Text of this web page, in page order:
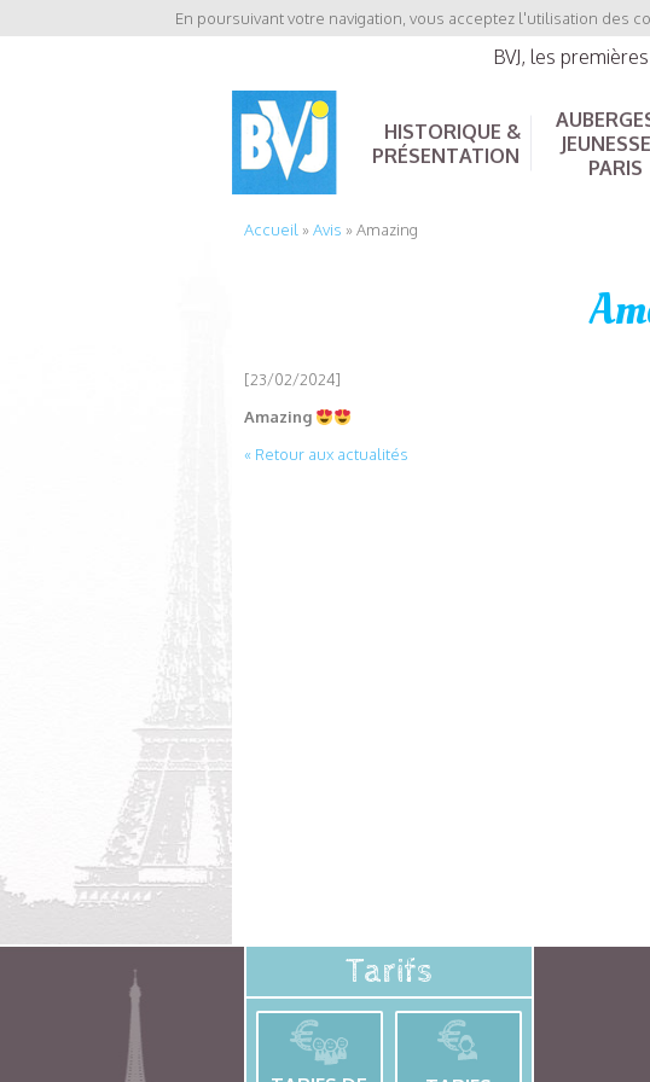
En poursuivant votre navigation, vous acceptez l'utilisation des
BVJ, les
HISTORIQUE &
PRÉSENTATION
PARIS
Accueil »Avis »Amazing
[23/02/2024]
Amazing
« Retour aux actualités
Tarifs